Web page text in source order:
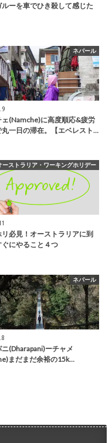
ルーを車でひき殺して感じた
ネパール
ェ(Namche)に高度順応&疲労
丸一日の滞在。【エベレスト…
ーストラリア・ワーキングホリデー
リ必見！オーストラリアに到
ぐにやること４つ
ネパール
ニ(Dharapani)ーチャメ
まだまだ余裕の15k…